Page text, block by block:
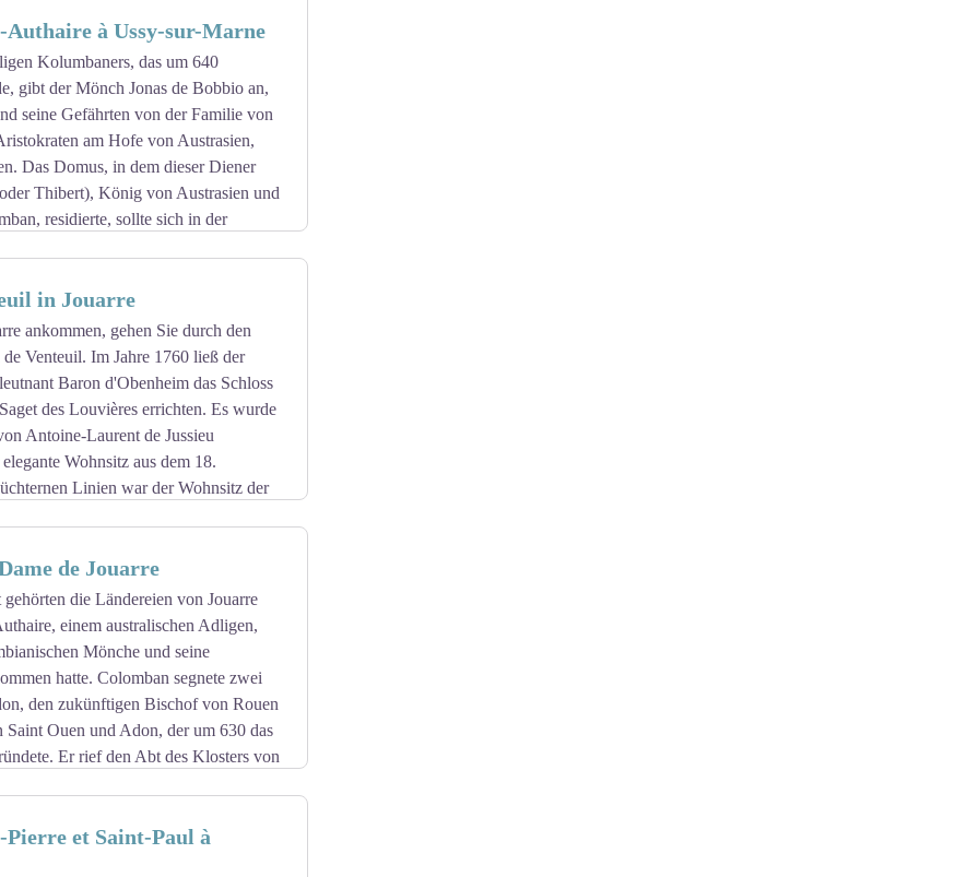
à Ussy-sur-Marne
Kolumbaners, das um 640
gibt der Mönch Jonas de Bobbio an,
seine Gefährten von der Familie von
am Hofe von Austrasien,
Das Domus, in dem dieser Diener
Thibert), König von Austrasien und
residierte, sollte sich in der
die Kirche von Ussy-sur-Marne mit
ein glühender Christ, an einem
wurde.
er zwei Kinder von Authaire
Saint-Ouen wurde, und Adon, der
an dieses Treffen. Dieses
St. Authaire mit Hilfe des
9. Jahrhundert zu datieren, in den
vorgenommen. Es besteht aus einem
bis zu einer der Jungfrau Maria
Seitenschiff sind durch eine
getragen werden. Das
und 12. Jahrhundert und der
unter Denkmalschutz.
in Jouarre
ankommen, gehen Sie durch den
de Venteuil. Im Jahre 1760 ließ der
Baron d'Obenheim das Schloss
des Louvières errichten. Es wurde
Antoine-Laurent de Jussieu
Wohnsitz aus dem 18.
Linien war der Wohnsitz der
de Jouarre
die Ländereien von Jouarre
einem australischen Adligen,
Mönche und seine
hatte. Colomban segnete zwei
den zukünftigen Bischof von Rouen
Saint Ouen und Adon, der um 630 das
Er rief den Abt des Klosters von
und Kolumban, wie sie in
war es ein Doppelkloster, in dem
waren. Im 9. Jahrhundert war
et Saint-Paul à